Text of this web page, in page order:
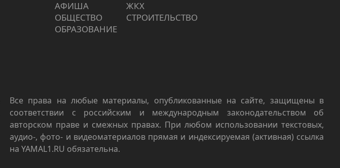
АФИША
ОБЩЕСТВО
ОБРАЗОВАНИЕ
ЖКХ
СТРОИТЕЛЬСТВО
Все права на любые материалы, опубликованные на сайте, защищены в
соответствии с российским и международным законодательством об
авторском праве и смежных правах. При любом использовании текстовых,
аудио-, фото- и видеоматериалов прямая и индексируемая (активная) ссылка
на YAMAL1.RU обязательна.